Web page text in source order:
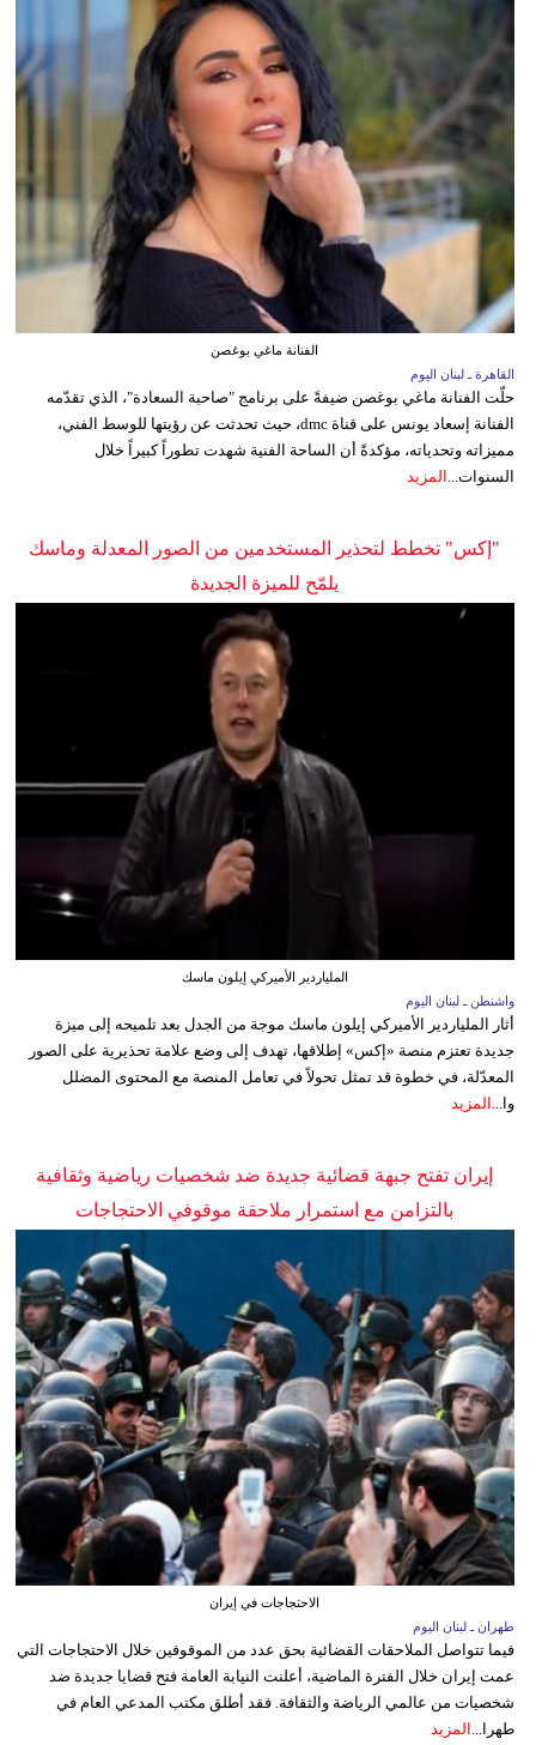
الفنانة ماغي بوغصن
القاهرة ـ لبنان اليوم
حلّت الفنانة ماغي بوغصن ضيفةً على برنامج "صاحبة السعادة"، الذي تقدّمه
الفنانة إسعاد يونس على قناة dmc، حيث تحدثت عن رؤيتها للوسط الفني،
مميزاته وتحدياته، مؤكدةً أن الساحة الفنية شهدت تطوراً كبيراً خلال
السنوات...
المزيد
"إكس" تخطط لتحذير المستخدمين من الصور المعدلة وماسك
يلمّح للميزة الجديدة
الملياردير الأميركي إيلون ماسك
واشنطن ـ لبنان اليوم
أثار الملياردير الأميركي إيلون ماسك موجة من الجدل بعد تلميحه إلى ميزة
جديدة تعتزم منصة «إكس» إطلاقها، تهدف إلى وضع علامة تحذيرية على الصور
المعدّلة، في خطوة قد تمثل تحولاً في تعامل المنصة مع المحتوى المضلل
وا... المزيد
إيران تفتح جبهة قضائية جديدة ضد شخصيات رياضية وثقافية
بالتزامن مع استمرار ملاحقة موقوفي الاحتجاجات
الاحتجاجات في إيران
طهران ـ لبنان اليوم
فيما تتواصل الملاحقات القضائية بحق عدد من الموقوفين خلال الاحتجاجات التي
عمت إيران خلال الفترة الماضية، أعلنت النيابة العامة فتح قضايا جديدة ضد
شخصيات من عالمي الرياضة والثقافة. فقد أطلق مكتب المدعي العام في
طهرا... المزيد